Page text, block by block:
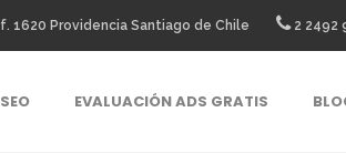
1620 Providencia Santiago de Chile 2 2492
EVALUACIÓN ADS GRATIS